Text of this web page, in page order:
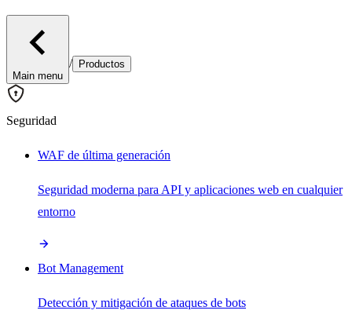
Main menu
/ Productos
Seguridad
WAF de última generación
Seguridad moderna para API y aplicaciones web en cualquier
entorno
Bot Management
Detección y mitigación de ataques de bots